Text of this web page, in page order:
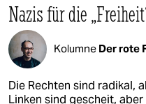
Nazis für die
Kolumne Der rote
Die Rechten sind radikal,
Linken sind gescheit,